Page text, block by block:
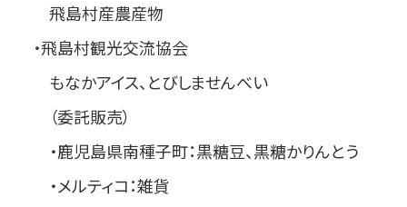
飛島村産農産物
・飛島村観光交流協会
もなかアイス、とびしませんべい
（委託販売）
・鹿児島県南種子町：黒糖豆、黒糖かりんとう
・メルティコ：雑貨